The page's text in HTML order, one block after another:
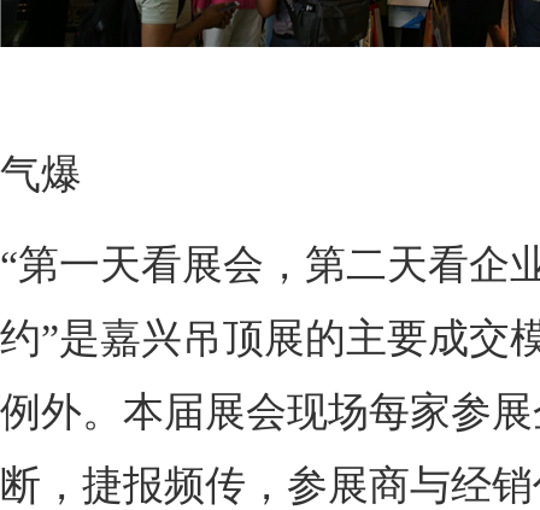
气爆
“第一天看展会，第二天看企
约”是嘉兴吊顶展的主要成交
例外。本届展会现场每家参
断，捷报频传，参展商与经